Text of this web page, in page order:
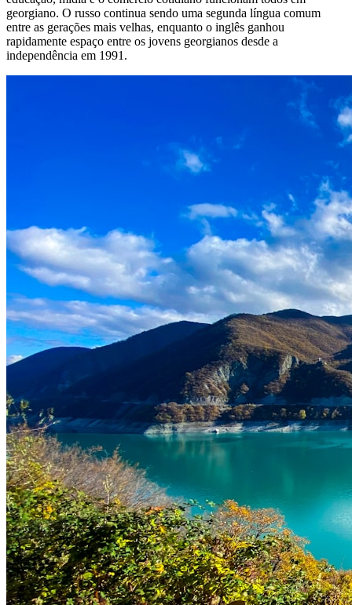
georgiano. O russo continua sendo uma segunda língua comum
entre as gerações mais velhas, enquanto o inglês ganhou
rapidamente espaço entre os jovens georgianos desde a
independência em 1991.